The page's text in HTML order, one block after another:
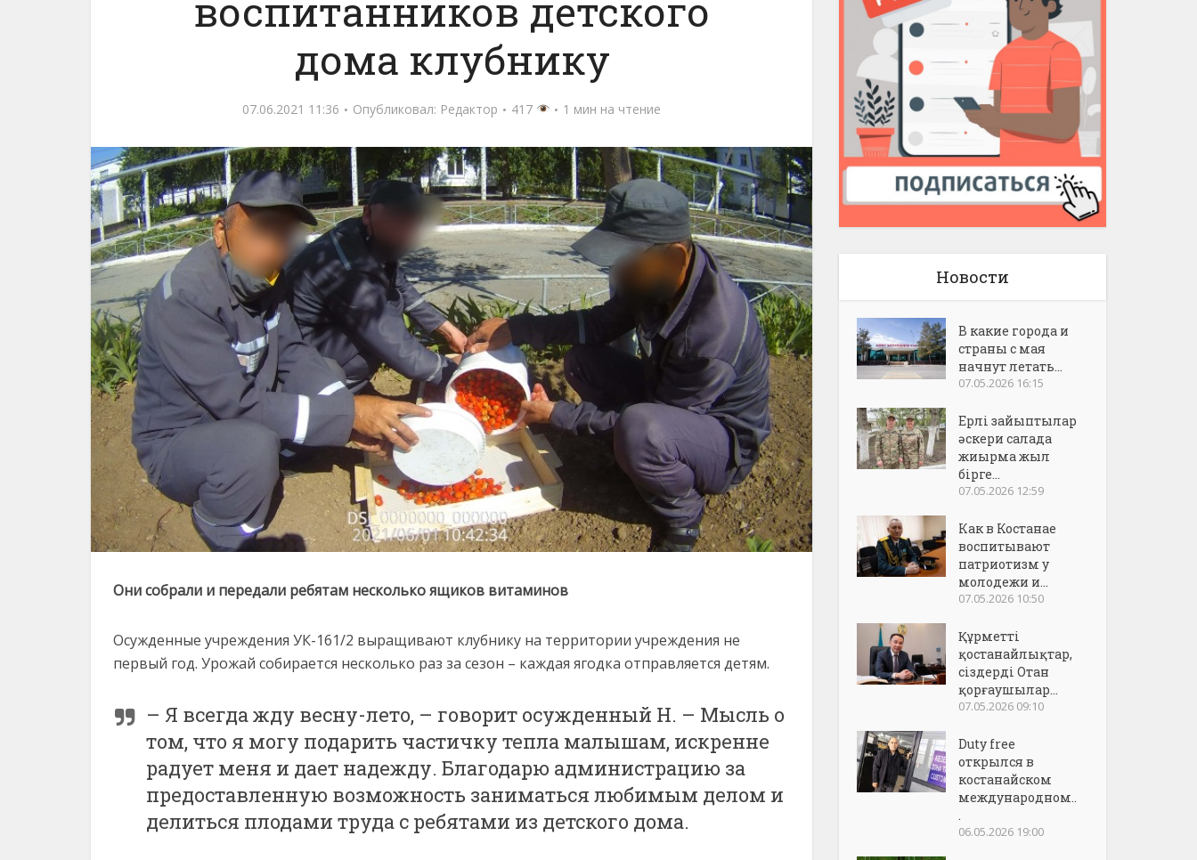
воспитанников детского
дома клубнику
07.06.2021 11:36 Опубликовал: Редактор 417 1 мин на чтение
Они собрали и передали ребятам несколько ящиков витаминов
Осужденные учреждения УК-161/2 выращивают клубнику на территории учреждения не
первый год. Урожай собирается несколько раз за сезон – каждая ягодка отправляется детям.
– Я всегда жду весну-лето, – говорит осужденный Н. – Мысль о
том, что я могу подарить частичку тепла малышам, искренне
радует меня и дает надежду. Благодарю администрацию за
предоставленную возможность заниматься любимым делом и
делиться плодами труда с ребятами из детского дома.
Новости
В какие города и
страны с мая
начнут летать...
07.05.2026 16:15
Ерлі зайыптылар
әскери салада
жиырма жыл
бірге...
07.05.2026 12:59
Как в Костанае
воспитывают
патриотизм у
молодежи и...
07.05.2026 10:50
Құрметті
қостанайлықтар,
сіздерді Отан
қорғаушылар...
07.05.2026 09:10
Duty free
открылся в
костанайском
международном..
.
06.05.2026 19:00